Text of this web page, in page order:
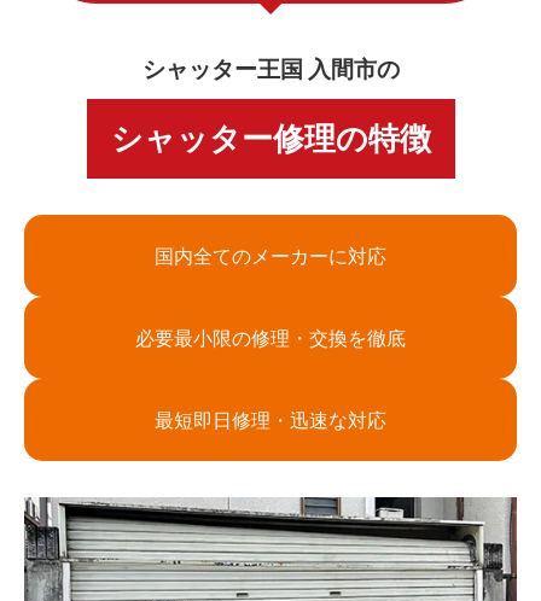
シャッター王国 入間市の
シャッター修理の特徴
国内全てのメーカーに対応
必要最小限の修理・交換を徹底
最短即日修理・迅速な対応